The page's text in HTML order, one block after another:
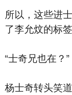
所以，这些进
了李允炆的标签
“士奇兄也在？”
杨士奇转头笑